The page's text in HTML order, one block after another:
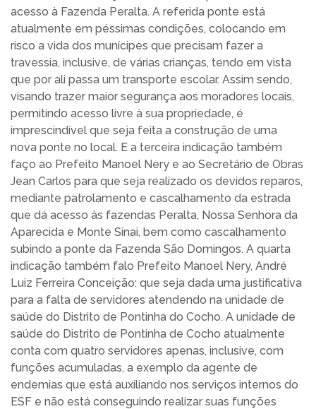
acesso à Fazenda Peralta. A referida ponte está
atualmente em péssimas condições, colocando em
risco a vida dos munícipes que precisam fazer a
travessia, inclusive, de várias crianças, tendo em vista
que por ali passa um transporte escolar. Assim sendo,
visando trazer maior segurança aos moradores locais,
permitindo acesso livre à sua propriedade, é
imprescindível que seja feita a construção de uma
nova ponte no local. E a terceira indicação também
faço ao Prefeito Manoel Nery e ao Secretário de Obras
Jean Carlos para que seja realizado os devidos reparos,
mediante patrolamento e cascalhamento da estrada
que dá acesso às fazendas Peralta, Nossa Senhora da
Aparecida e Monte Sinai, bem como cascalhamento
subindo a ponte da Fazenda São Domingos. A quarta
indicação também falo Prefeito Manoel Nery, André
Luiz Ferreira Conceição: que seja dada uma justificativa
para a falta de servidores atendendo na unidade de
saúde do Distrito de Pontinha do Cocho. A unidade de
saúde do Distrito de Pontinha de Cocho atualmente
conta com quatro servidores apenas, inclusive, com
funções acumuladas, a exemplo da agente de
endemias que está auxiliando nos serviços internos do
ESF e não está conseguindo realizar suas funções